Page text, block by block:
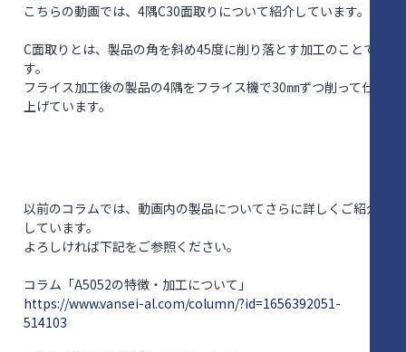
こちらの動画では、4隅C30面取りについて紹介しています。
C面取りとは、製品の角を斜め45度に削り落とす加工のことで
す。
フライス加工後の製品の4隅をフライス機で30㎜ずつ削って仕
上げています。
以前のコラムでは、動画内の製品についてさらに詳しくご紹介
しています。
よろしければ下記をご参照ください。
コラム「A5052の特徴・加工について」
https://www.vansei-al.com/column/?id=1656392051-
514103